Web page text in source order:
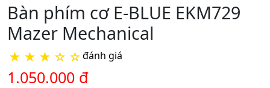
Bàn phím cơ E-BLUE EKM729
Mazer Mechanical
★ ★ ★ ☆ ☆đánh giá
1.050.000 đ